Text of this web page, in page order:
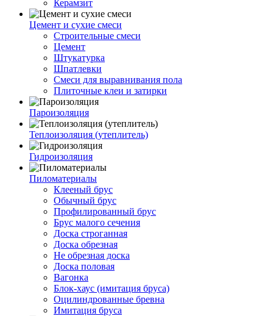
Керамзит
Цемент и сухие смеси
Строительные смеси
Цемент
Штукатурка
Шпатлевки
Смеси для выравнивания пола
Плиточные клеи и затирки
Пароизоляция
Теплоизоляция (утеплитель)
Гидроизоляция
Пиломатериалы
Клееный брус
Обычный брус
Профилированный брус
Брус малого сечения
Доска строганная
Доска обрезная
Не обрезная доска
Доска половая
Вагонка
Блок-хаус (имитация бруса)
Оцилиндрованные бревна
Имитация бруса